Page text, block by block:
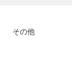
その他